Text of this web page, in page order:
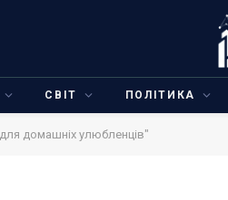
СВІТ ПОЛІТИКА
домашніх улюбленців"